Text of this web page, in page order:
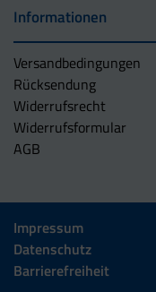
Informationen
Versandbedingungen
Rücksendung
Widerrufsrecht
Widerrufsformular
AGB
Impressum
Datenschutz
Barrierefreiheit